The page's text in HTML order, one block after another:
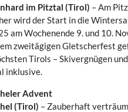
im Pitztal (Tirol) – Am
wird der Start in die
am Wochenende 9. und 10.
zweitägigen Gletscherfest
Tirols – Skivergnügen und
inklusive.
Advent
(Tirol) – Zauberhaft